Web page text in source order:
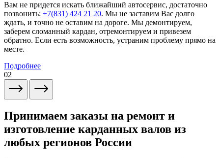
Вам не придется искать ближайший автосервис, достаточно
позвонить: +7(831) 424 21 20. Мы не заставим Вас долго
ждать, и точно не оставим на дороге. Мы демонтируем,
заберем сломанный кардан, отремонтируем и привезем
обратно. Если есть возможность, устраним проблему прямо на
месте.
Подробнее
02
Принимаем заказы на ремонт и
изготовление карданных валов из
любых регионов России